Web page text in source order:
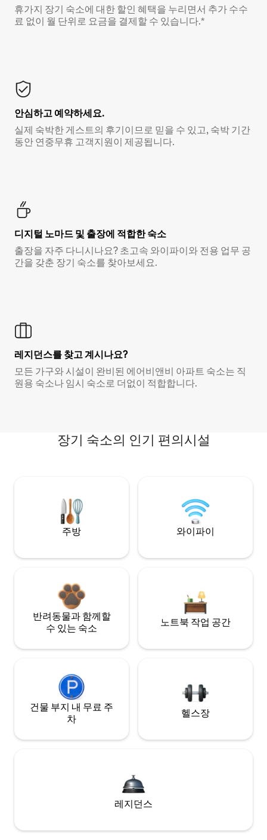
휴가지 장기 숙소에 대한 할인 혜택을 누리면서 추가 수수
료 없이 월 단위로 요금을 결제할 수 있습니다.*
안심하고 예약하세요.
실제 숙박한 게스트의 후기이므로 믿을 수 있고, 숙박 기간
동안 연중무휴 고객지원이 제공됩니다.
디지털 노마드 및 출장에 적합한 숙소
출장을 자주 다니시나요? 초고속 와이파이와 전용 업무 공
간을 갖춘 장기 숙소를 찾아보세요.
레지던스를 찾고 계시나요?
모든 가구와 시설이 완비된 에어비앤비 아파트 숙소는 직
원용 숙소나 임시 숙소로 더없이 적합합니다.
장기 숙소의 인기 편의시설
주방 와이파이
반려동물과 함께할
수 있는 숙소
노트북 작업 공간
건물 부지 내 무료 주
차
헬스장
레지던스